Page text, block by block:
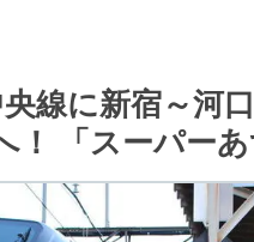
線に新宿～河口
！ 「スーパー